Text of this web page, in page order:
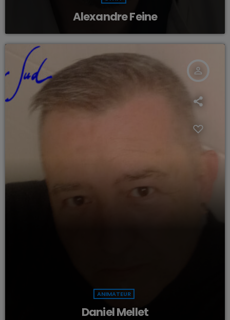
Alexandre Feine
person_outline
ANIMATEUR
Daniel Mellet